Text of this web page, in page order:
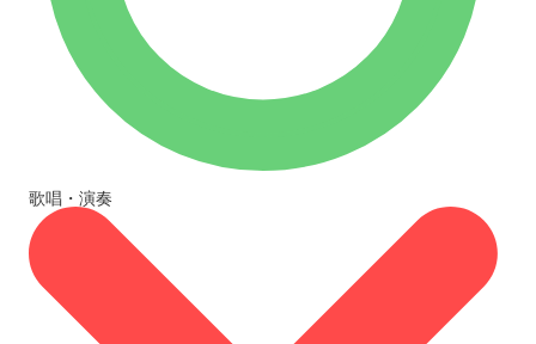
歌唱・演奏